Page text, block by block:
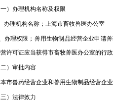
办理机构名称及权限
理机构名称；上海市畜牧兽医办公室
理权限；兽用生物制品经营企业申请兽
许可证应当获得市畜牧兽医办公室的行
审批内容
兽药经营企业和兽用生物制品经营企业
法律效力